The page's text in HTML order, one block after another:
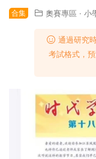
合集 奧賽專區 · 小
通過研究
考試格式，